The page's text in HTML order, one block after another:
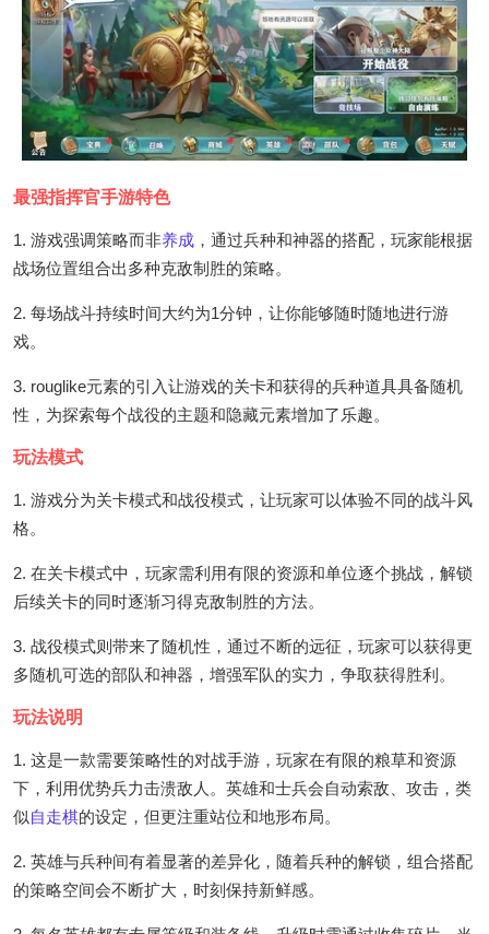
最强指挥官手游特色
1. 游戏强调策略而非养成 ，通过兵种和神器的搭配，玩家能根据
战场位置组合出多种克敌制胜的策略。
2. 每场战斗持续时间大约为1分钟，让你能够随时随地进行游
戏。
3. rouglike元素的引入让游戏的关卡和获得的兵种道具具备随机
性，为探索每个战役的主题和隐藏元素增加了乐趣。
玩法模式
1. 游戏分为关卡模式和战役模式，让玩家可以体验不同的战斗风
格。
2. 在关卡模式中，玩家需利用有限的资源和单位逐个挑战，解锁
后续关卡的同时逐渐习得克敌制胜的方法。
3. 战役模式则带来了随机性，通过不断的远征，玩家可以获得更
多随机可选的部队和神器，增强军队的实力，争取获得胜利。
玩法说明
1. 这是一款需要策略性的对战手游，玩家在有限的粮草和资源
下，利用优势兵力击溃敌人。英雄和士兵会自动索敌、攻击，类
似自走棋的设定，但更注重站位和地形布局。
2. 英雄与兵种间有着显著的差异化，随着兵种的解锁，组合搭配
的策略空间会不断扩大，时刻保持新鲜感。